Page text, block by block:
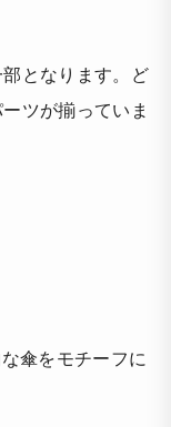
となります。ど
ツが揃っていま
傘をモチーフに